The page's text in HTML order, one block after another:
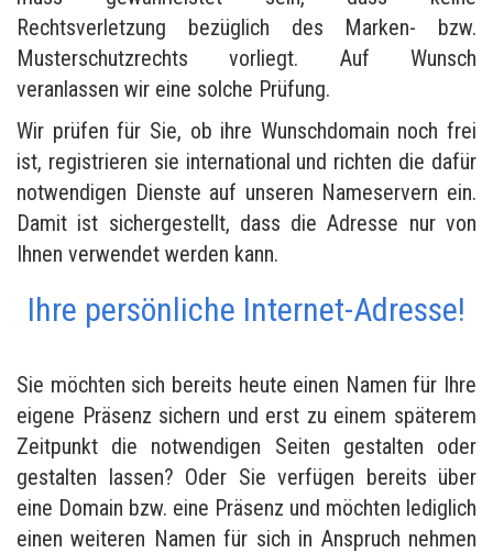
Rechtsverletzung bezüglich des Marken- bzw.
Musterschutzrechts vorliegt. Auf Wunsch
veranlassen wir eine solche Prüfung.
Wir prüfen für Sie, ob ihre Wunschdomain noch frei
ist, registrieren sie international und richten die dafür
notwendigen Dienste auf unseren Nameservern ein.
Damit ist sichergestellt, dass die Adresse nur von
Ihnen verwendet werden kann.
Ihre persönliche Internet-Adresse!
Sie möchten sich bereits heute einen Namen für Ihre
eigene Präsenz sichern und erst zu einem späterem
Zeitpunkt die notwendigen Seiten gestalten oder
gestalten lassen? Oder Sie verfügen bereits über
eine Domain bzw. eine Präsenz und möchten lediglich
einen weiteren Namen für sich in Anspruch nehmen